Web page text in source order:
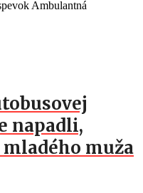
Ambulantná
napadli,
muža